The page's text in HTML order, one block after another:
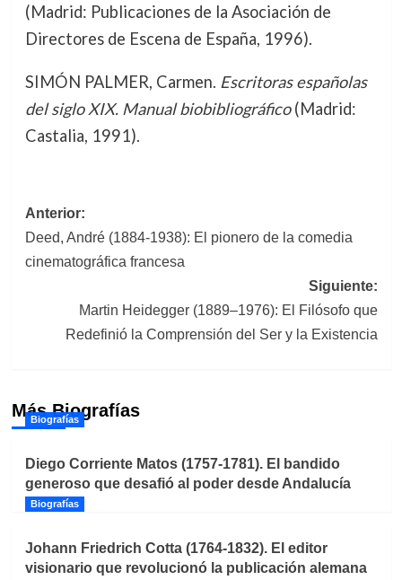
(Madrid: Publicaciones de la Asociación de
Directores de Escena de España, 1996).
SIMÓN PALMER, Carmen. Escritoras españolas
del siglo XIX. Manual biobibliográfico(Madrid:
Castalia, 1991).
Navegación
de
entradas
Anterior:
Deed, André (1884-1938): El pionero de la comedia
cinematográfica francesa
Siguiente:
Martin Heidegger (1889–1976): El Filósofo que
Redefinió la Comprensión del Ser y la Existencia
Más Biografías
Biografías
Diego Corriente Matos (1757-1781). El bandido
generoso que desafió al poder desde Andalucía
Biografías
Johann Friedrich Cotta (1764-1832). El editor
visionario que revolucionó la publicación alemana